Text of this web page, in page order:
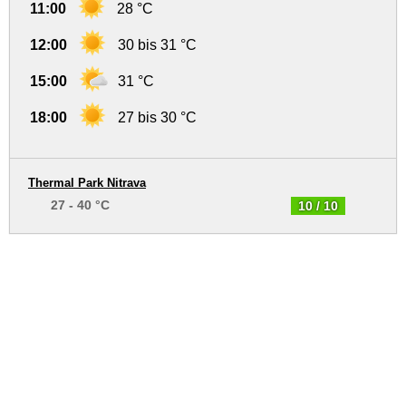
11:00 28 °C
12:00 30 bis 31 °C
15:00 31 °C
18:00 27 bis 30 °C
10 / 10
Thermal Park Nitrava
27 - 40 °C